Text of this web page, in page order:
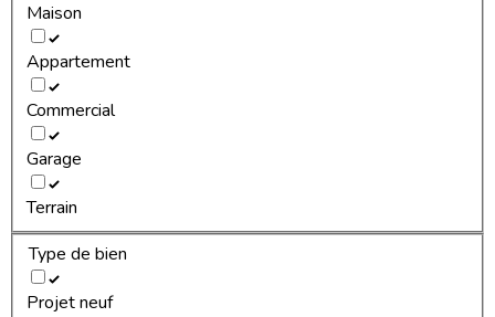
Maison
Appartement
Commercial
Garage
Terrain
Type de bien
Projet neuf